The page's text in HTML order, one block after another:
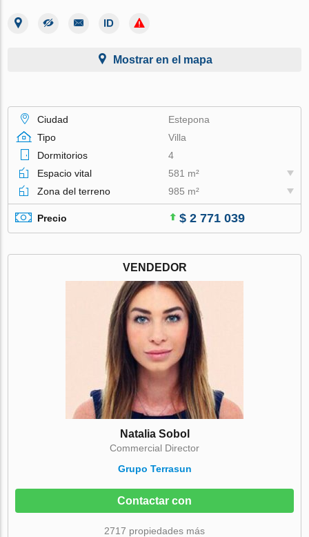
Mostrar en el mapa
Ciudad
Estepona
Tipo
Villa
Dormitorios
4
Espacio vital
581 m²
Zona del terreno
985 m²
Precio $ 2 771 039
VENDEDOR
Natalia Sobol
Commercial Director
Grupo Terrasun
Contactar con
2717 propiedades más